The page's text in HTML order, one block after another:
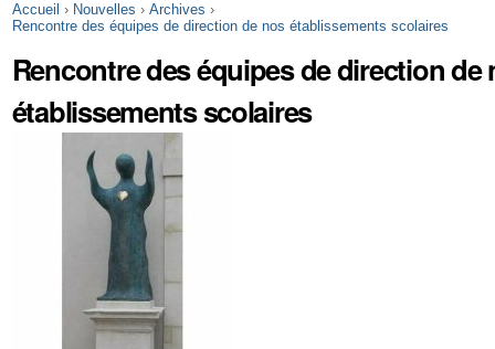
Accueil › Nouvelles › Archives ›
Rencontre des équipes de direction de nos établissements scolaires
Rencontre des équipes de direction de
établissements scolaires